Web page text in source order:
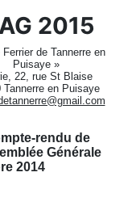
2015
Ferrier de Tannerre en
Puisaye »
22, rue St Blaise
Tannerre en Puisaye
rendu de
Générale
2014